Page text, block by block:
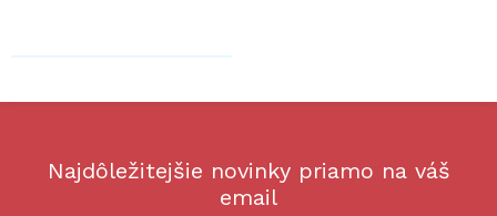
Najdôležitejšie novinky priamo na váš
email